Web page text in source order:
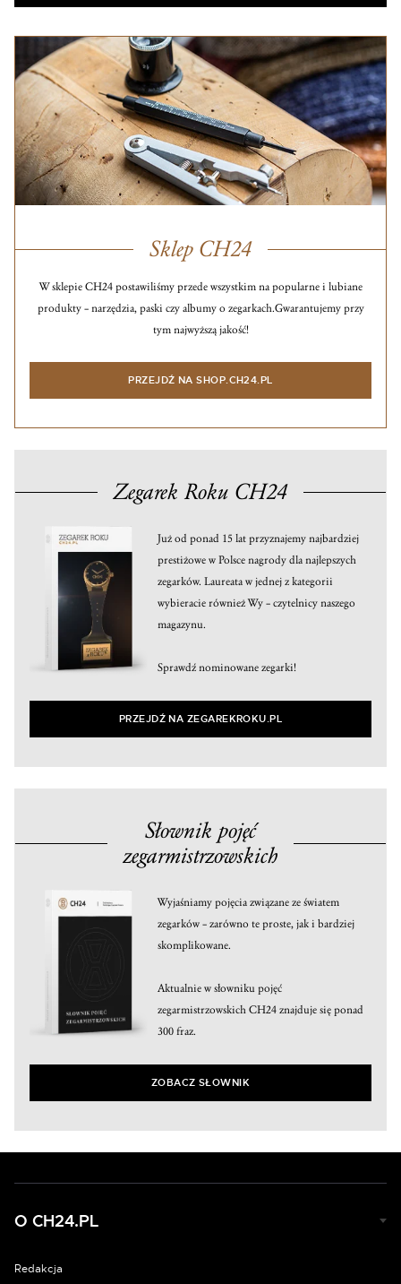
Sklep CH24
W sklepie CH24 postawiliśmy przede wszystkim na popularne i lubiane
produkty – narzędzia, paski czy albumy o zegarkach.Gwarantujemy przy
tym najwyższą jakość!
PRZEJDŹ NA SHOP.CH24.PL
Zegarek Roku CH24
Już od ponad 15 lat przyznajemy najbardziej
prestiżowe w Polsce nagrody dla najlepszych
zegarków. Laureata w jednej z kategorii
wybieracie również Wy – czytelnicy naszego
magazynu.
Sprawdź nominowane zegarki!
PRZEJDŹ NA ZEGAREKROKU.PL
Słownik pojęć
zegarmistrzowskich
Wyjaśniamy pojęcia związane ze światem
zegarków – zarówno te proste, jak i bardziej
skomplikowane.
Aktualnie w słowniku pojęć
zegarmistrzowskich CH24 znajduje się ponad
300 fraz.
ZOBACZ SŁOWNIK
O CH24.PL
Redakcja